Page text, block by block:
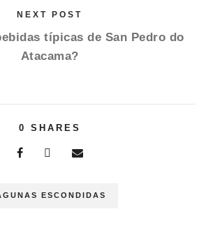
NEXT POST
típicas de San Pedro do
Atacama?
0 SHARES
ESCONDIDAS